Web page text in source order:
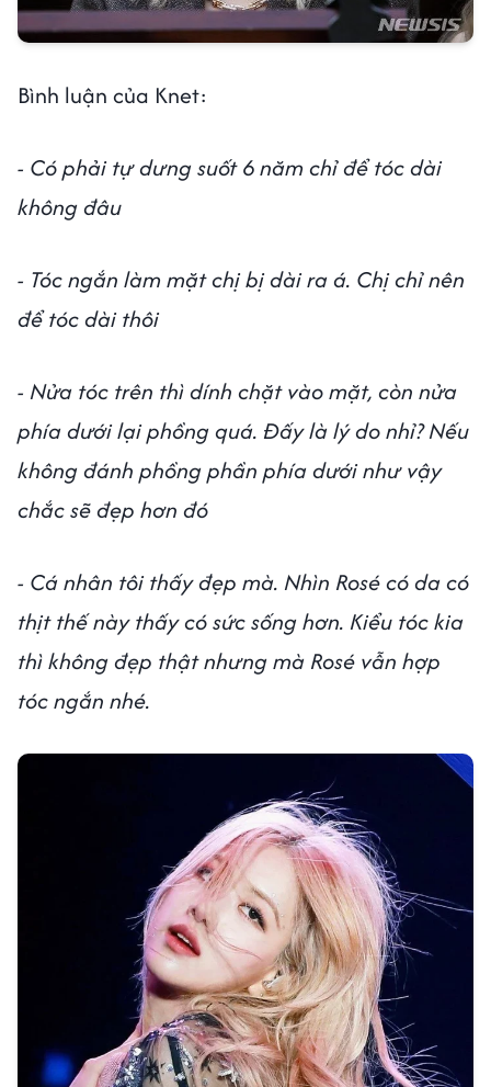
Bình luận của Knet:
- Có phải tự dưng suốt 6 năm chỉ để tóc dài
không đâu
- Tóc ngắn làm mặt chị bị dài ra á. Chị chỉ nên
để tóc dài thôi
- Nửa tóc trên thì dính chặt vào mặt, còn nửa
phía dưới lại phồng quá. Đấy là lý do nhỉ? Nếu
không đánh phồng phần phía dưới như vậy
chắc sẽ đẹp hơn đó
- Cá nhân tôi thấy đẹp mà. Nhìn Rosé có da có
thịt thế này thấy có sức sống hơn. Kiểu tóc kia
thì không đẹp thật nhưng mà Rosé vẫn hợp
tóc ngắn nhé.